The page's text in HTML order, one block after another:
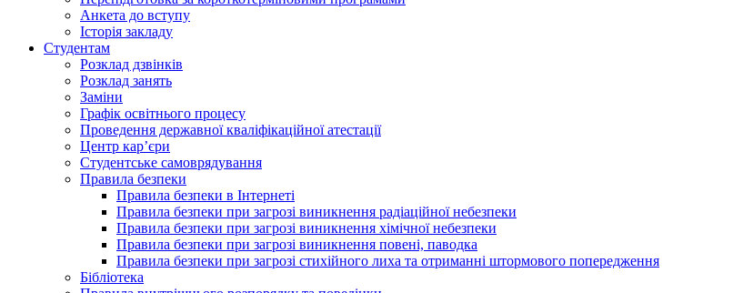
Анкета до вступу
Історія закладу
Студентам
Розклад дзвінків
Розклад занять
Заміни
Графік освітнього процесу
Проведення державної кваліфікаційної атестації
Центр кар’єри
Студентське самоврядування
Правила безпеки
Правила безпеки в Інтернеті
Правила безпеки при загрозі виникнення радіаційної небезпеки
Правила безпеки при загрозі виникнення хімічної небезпеки
Правила безпеки при загрозі виникнення повені, паводка
Правила безпеки при загрозі стихійного лиха та отриманні штормового попередження
Бібліотека